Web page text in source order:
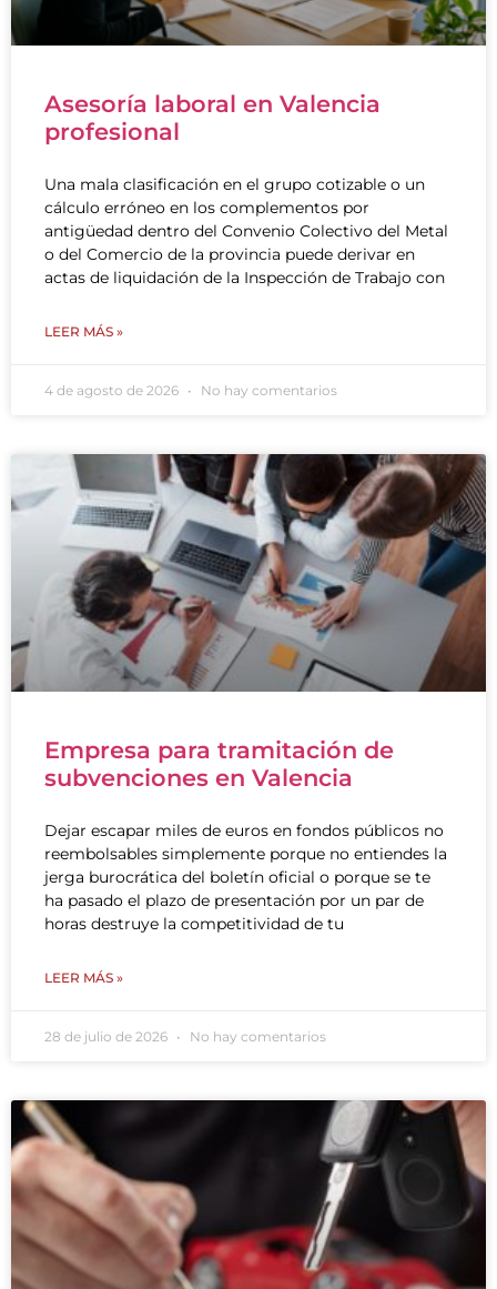
Asesoría laboral en Valencia
profesional
Una mala clasificación en el grupo cotizable o un
cálculo erróneo en los complementos por
antigüedad dentro del Convenio Colectivo del Metal
o del Comercio de la provincia puede derivar en
actas de liquidación de la Inspección de Trabajo con
LEER MÁS »
4 de agosto de 2026 No hay comentarios
Empresa para tramitación de
subvenciones en Valencia
Dejar escapar miles de euros en fondos públicos no
reembolsables simplemente porque no entiendes la
jerga burocrática del boletín oficial o porque se te
ha pasado el plazo de presentación por un par de
horas destruye la competitividad de tu
LEER MÁS »
28 de julio de 2026 No hay comentarios